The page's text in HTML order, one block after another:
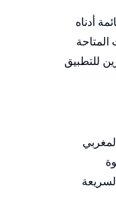
أدناه
للتطبيق